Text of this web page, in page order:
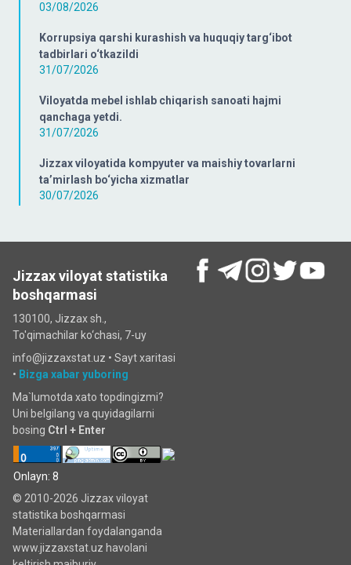
03/08/2026
Korrupsiya qarshi kurashish va huquqiy targ‘ibot
tadbirlari o‘tkazildi
31/07/2026
Viloyatda mebel ishlab chiqarish sanoati hajmi
qanchaga yetdi.
31/07/2026
Jizzax viloyatida kompyuter va maishiy tovarlarni
ta’mirlash bo‘yicha xizmatlar
30/07/2026
Jizzax viloyat statistika
boshqarmasi
130100, Jizzax sh.,
To'qimachilar ko‘chаsi, 7-uy
info@jizzaxstat.uz • Sayt xaritasi
• Bizga xabar yuboring
Ma`lumotda xato topdingizmi?
Uni belgilang va quyidagilarni
bosing Ctrl + Enter
Onlayn: 8
© 2010-2026 Jizzax viloyat
statistika boshqarmasi
Materiallardan foydalanganda
www.jizzaxstat.uz havolani